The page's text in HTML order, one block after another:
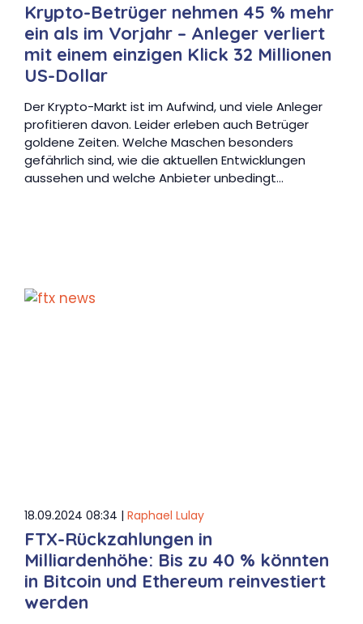
Krypto-Betrüger nehmen 45 % mehr
ein als im Vorjahr – Anleger verliert
mit einem einzigen Klick 32 Millionen
US-Dollar
Der Krypto-Markt ist im Aufwind, und viele Anleger
profitieren davon. Leider erleben auch Betrüger
goldene Zeiten. Welche Maschen besonders
gefährlich sind, wie die aktuellen Entwicklungen
aussehen und welche Anbieter unbedingt…
18.09.2024 08:34 | Raphael Lulay
FTX-Rückzahlungen in
Milliardenhöhe: Bis zu 40 % könnten
in Bitcoin und Ethereum reinvestiert
werden